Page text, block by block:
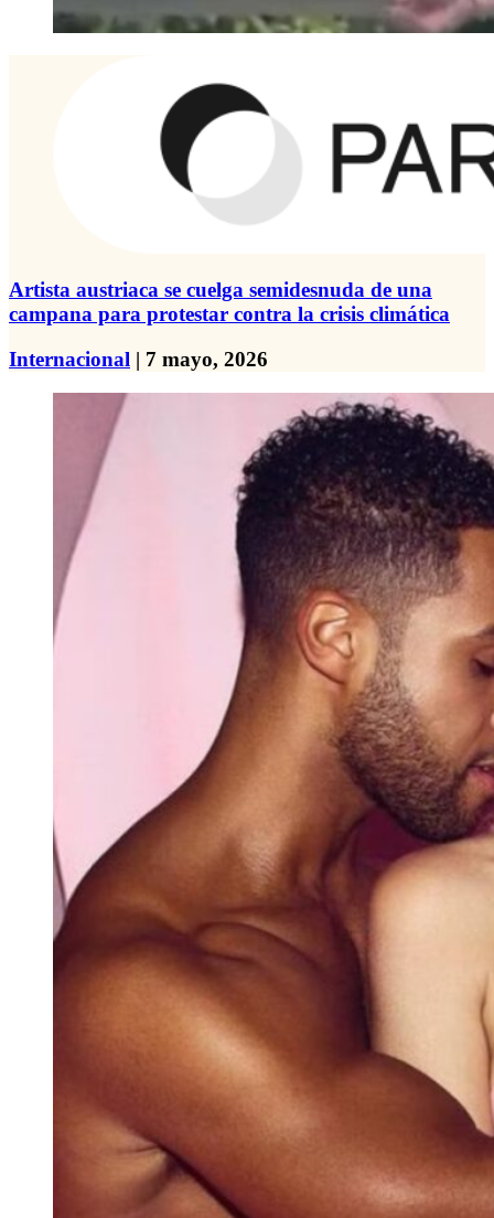
Artista austriaca se cuelga semidesnuda de una
campana para protestar contra la crisis climática
Internacional | 7 mayo, 2026